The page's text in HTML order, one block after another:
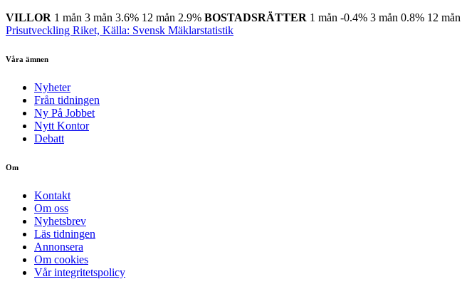
VILLOR 1 mån 3 mån 3.6% 12 mån 2.9% BOSTADSRÄTTER 1 mån -0.4% 3 mån 0.8% 12 mån
Prisutveckling Riket, Källa: Svensk Mäklarstatistik
Våra ämnen
Nyheter
Från tidningen
Ny På Jobbet
Nytt Kontor
Debatt
Om
Kontakt
Om oss
Nyhetsbrev
Läs tidningen
Annonsera
Om cookies
Vår integritetspolicy